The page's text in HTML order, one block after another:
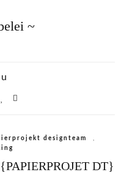
~
designteam
,
DT}